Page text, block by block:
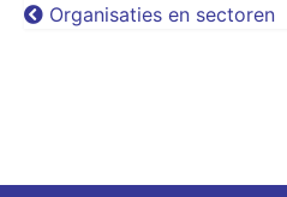
Organisaties en sectoren